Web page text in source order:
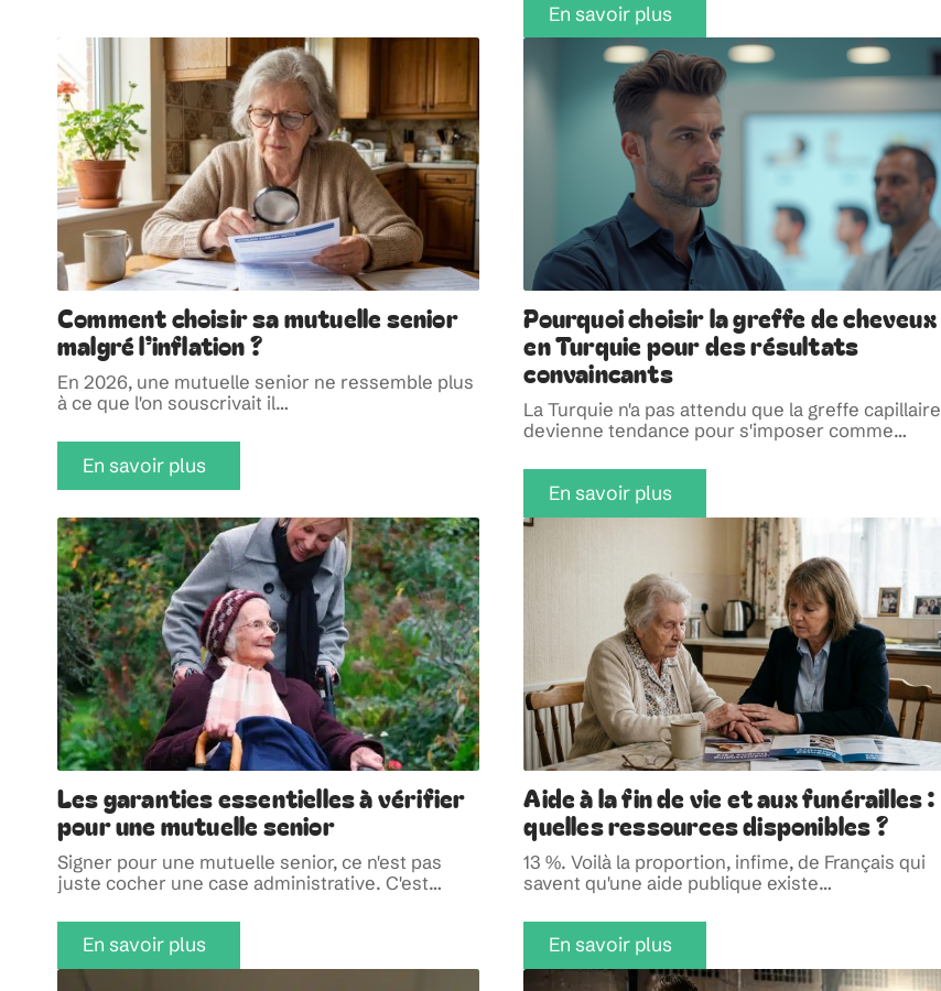
En savoir plus
Comment choisir sa mutuelle senior
malgré l’inflation ?
En 2026, une mutuelle senior ne ressemble plus
à ce que l'on souscrivait il…
En savoir plus
Pourquoi choisir la greffe de cheveux
en Turquie pour des résultats
convaincants
La Turquie n'a pas attendu que la greffe capillaire
devienne tendance pour s'imposer comme…
En savoir plus
Les garanties essentielles à vérifier
pour une mutuelle senior
Signer pour une mutuelle senior, ce n'est pas
juste cocher une case administrative. C'est…
En savoir plus
Aide à la fin de vie et aux funérailles :
quelles ressources disponibles ?
13 %. Voilà la proportion, infime, de Français qui
savent qu'une aide publique existe…
En savoir plus